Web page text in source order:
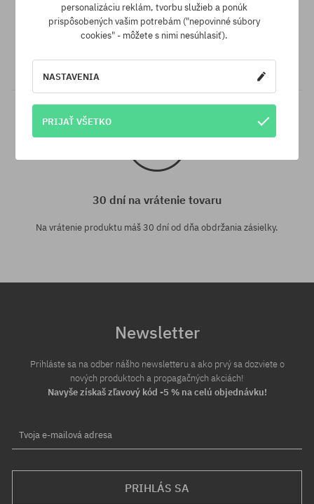
Záruka najnižšej ceny
Máme najlepšie ceny, ale keď náhodou nájdeš ten istý produkt v
cenu!
30 dní na vrátenie tovaru
Na vrátenie produktu máš 30 dní od dňa obdržania zásielky.
Newsletter
Prihláste sa na odber nášho newsletteru a ako prvý sa dozviete o
nových produktoch a propagačných akciách!
Navyše získaš zľavový kód -5 % na celú objednávku!
Tvoja e-mailová adresa
PRIHLÁS SA
personalizáciu reklám, tvorbu služieb a ponúk
prispôsobených vašim potrebám ("nepovinné súbory
cookies" - môžete s nimi nesúhlasiť).
NASTAVENIA
PRIJAŤ VŠETKO